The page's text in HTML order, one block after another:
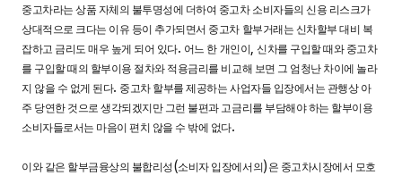
중고차라는 상품 자체의 불투명성에 더하여 중고차 소비자들의 신용 리스크가
상대적으로 크다는 이유 등이 추가되면서 중고차 할부거래는 신차할부 대비 복
잡하고 금리도 매우 높게 되어 있다. 어느 한 개인이 , 신차를 구입할 때와 중고차
를 구입할 때의 할부이용 절차와 적용금리를 비교해 보면 그 엄청난 차이에 놀라
지 않을 수 없게 된다. 중고차 할부를 제공하는 사업자들 입장에서는 관행상 아
주 당연한 것으로 생각되겠지만 그런 불편과 고금리를 부담해야 하는 할부이용
소비자들로서는 마음이 편치 않을 수 밖에 없다.
이와 같은 할부금융상의 불합리성(소비자 입장에서의 ) 은 중고차시장에서 모호